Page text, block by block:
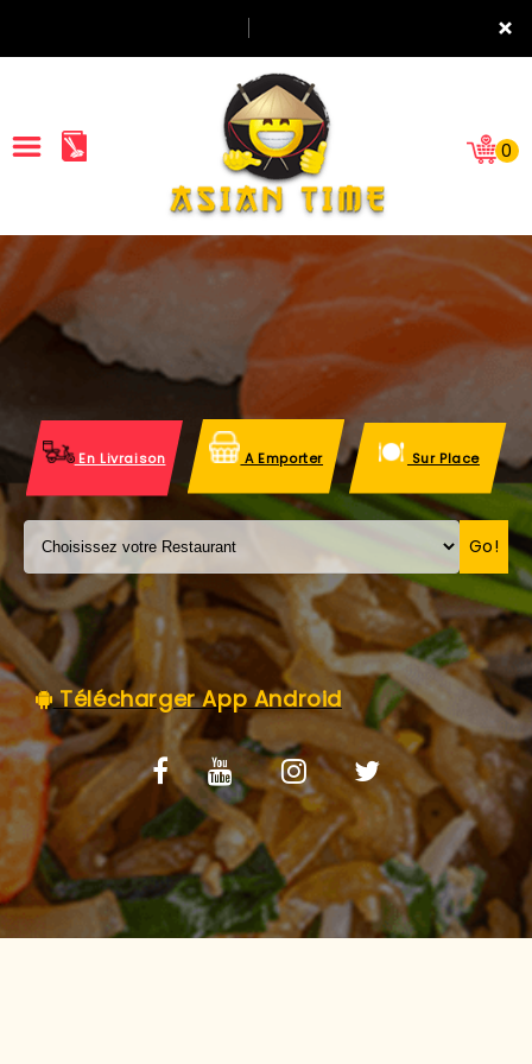
×
ACCUEIL
LA CARTE
VOS AVIS
MENTIONS LÉGALES
C.G.V
0
En Livraison A Emporter Sur Place
Go!
Télécharger App Android